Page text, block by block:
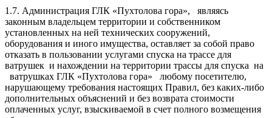
1.7. Администрация ГЛК «Пухтолова гора», являясь
законным владельцем территории и собственником
установленных на ней технических сооружений,
оборудования и иного имущества, оставляет за собой право
отказать в пользовании услугами спуска на трассе для
ватрушек и нахождении на территории трассы для спуска на
ватрушках ГЛК «Пухтолова гора» любому посетителю,
нарушающему требования настоящих Правил, без каких-либо
дополнительных объяснений и без возврата стоимости
оплаченных услуг, взыскиваемой в счет полного возмещения